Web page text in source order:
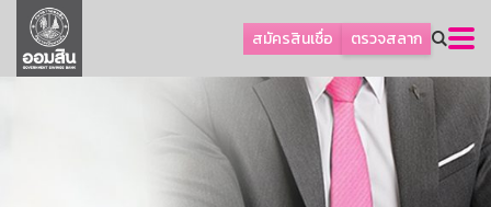
สมัครสินเชื่อ ตรวจสลาก
ลูกค้าธุรกิจ
ลูกค้าผู้ประกอบรายย่อย